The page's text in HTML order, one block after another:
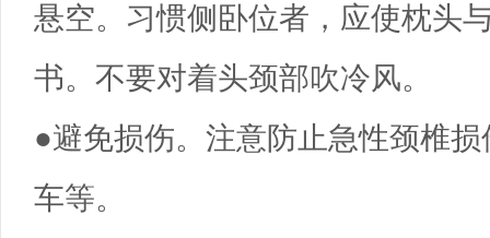
悬空。习惯侧卧位者，应使枕头
书。不要对着头颈部吹冷风。
●避免损伤。注意防止急性颈椎
车等。